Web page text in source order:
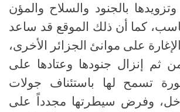
بالجنود والسلاح والمؤن
كما أن ذلك الموقع قد ساعد
على موانئ الجزائر الأخرى،
ثم إنزال جنودها وعتادها على
تسمح لها باستئناف جولات
وفرض سيطرتها مجدداً على